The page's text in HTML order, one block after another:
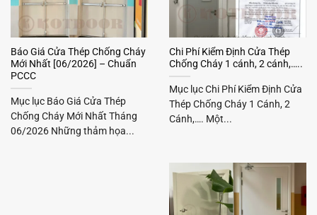
Báo Giá Cửa Thép Chống Cháy
Mới Nhất [06/2026] – Chuẩn
PCCC
Mục lục Báo Giá Cửa Thép
Chống Cháy Mới Nhất Tháng
06/2026 Những thảm họa...
Chi Phí Kiểm Định Cửa Thép
Chống Cháy 1 cánh, 2 cánh,…..
Mục lục Chi Phí Kiểm Định Cửa
Thép Chống Cháy 1 Cánh, 2
Cánh,…. Một...